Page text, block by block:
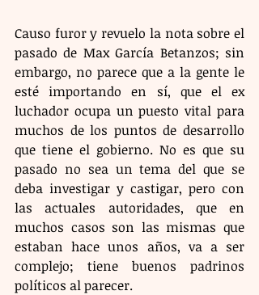
Causo furor y revuelo la nota sobre el
pasado de Max García Betanzos; sin
embargo, no parece que a la gente le
esté importando en sí, que el ex
luchador ocupa un puesto vital para
muchos de los puntos de desarrollo
que tiene el gobierno. No es que su
pasado no sea un tema del que se
deba investigar y castigar, pero con
las actuales autoridades, que en
muchos casos son las mismas que
estaban hace unos años, va a ser
complejo; tiene buenos padrinos
políticos al parecer.